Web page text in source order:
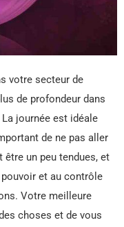
votre secteur de
de profondeur dans
journée est idéale
de ne pas aller
un peu tendues, et
et au contrôle
Votre meilleure
choses et de vous